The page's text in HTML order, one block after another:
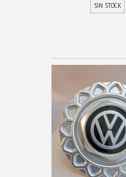
SIN STOCK